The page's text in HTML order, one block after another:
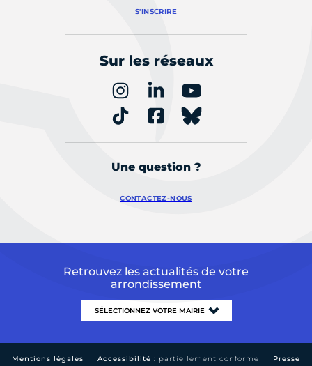
S'INSCRIRE
Sur les réseaux
Une question ?
CONTACTEZ-NOUS
Retrouvez les actualités de votre
arrondissement
Mentions légales Accessibilité : partiellement conforme Presse